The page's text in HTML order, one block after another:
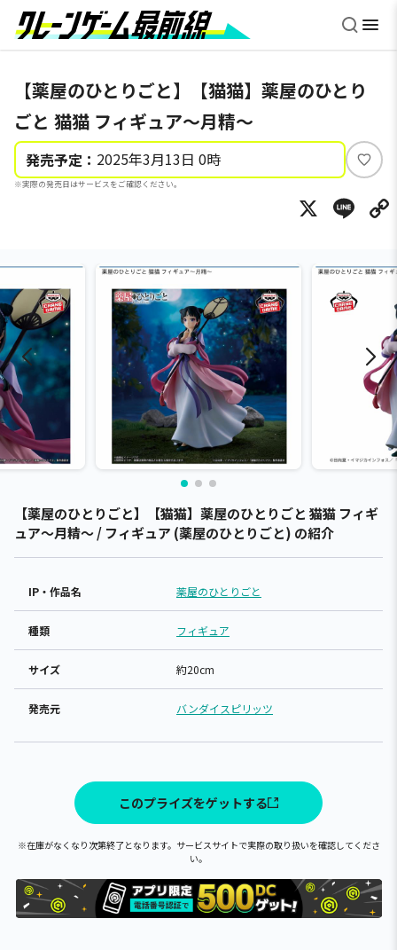
【薬屋のひとりごと】【猫猫】薬屋のひとり
ごと 猫猫 フィギュア～月精～
発売予定： 2025年3月13日 0時
※実際の発売日はサービスをご確認ください。
い
ね
X
【薬屋のひとりごと】【猫猫】薬屋のひとりごと 猫猫 フィギ
ュア～月精～ / フィギュア (薬屋のひとりごと) の紹介
IP・作品名 薬屋のひとりごと
種類 フィギュア
サイズ 約20cm
発売元 バンダイスピリッツ
このプライズをゲットする
※在庫がなくなり次第終了となります。サービスサイトで実際の取り扱いを確認してくださ
い。